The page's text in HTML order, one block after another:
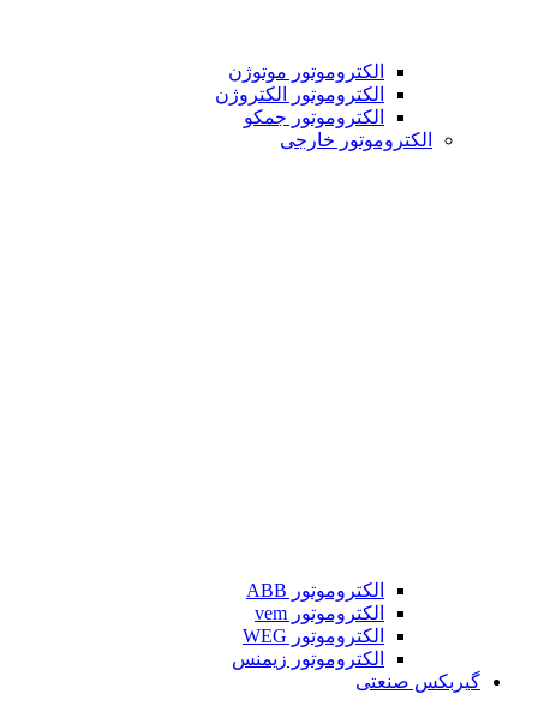
الکتروموتور موتوژن
الکتروموتور الکتروژن
الکتروموتور جمکو
الکتروموتور خارجی
الکتروموتور ABB
الکتروموتور vem
الکتروموتور WEG
الکتروموتور زیمنس
گیربکس صنعتی